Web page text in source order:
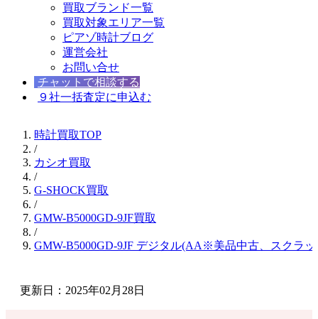
買取ブランド一覧
買取対象エリア一覧
ピアゾ時計ブログ
運営会社
お問い合せ
チャットで相談する
９社一括査定に申込む
時計買取TOP
/
カシオ買取
/
G-SHOCK買取
/
GMW-B5000GD-9JF買取
/
GMW-B5000GD-9JF デジタル(AA※美品中古、スクラ
更新日：2025年02月28日